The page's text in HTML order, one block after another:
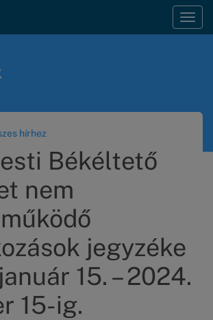
hírhez
Békéltető
nem
jegyzéke
15. – 2024.
15-ig.